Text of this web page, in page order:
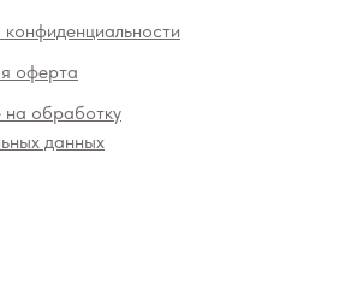
оферта
на обработку
данных